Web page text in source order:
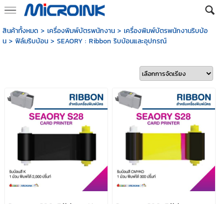
สินค้าทั้งหมด> เครื่องพิมพ์บัตรพนักงาน> เครื่องพิมพ์บัตรพนักงานริบบ้อ
น> ฟิล์มริบบ้อน> SEAORY : Ribbon ริบบ้อนและอุปกรณ์